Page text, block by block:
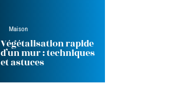
Maison
Végétalisation rapide
d’un mur : techniques
et astuces